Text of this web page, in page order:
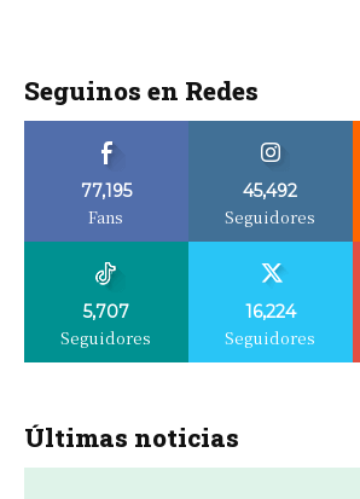
Seguinos en Redes
77,195
Fans
45,492
Seguidores
5,707
Seguidores
16,224
Seguidores
Últimas noticias